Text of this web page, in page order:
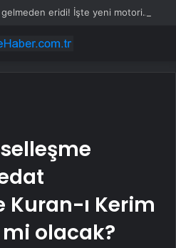
3 liralık indirim pompaya gelmeden eridi! İşte yeni motorin fiyatı
ı Kerim
olacak?